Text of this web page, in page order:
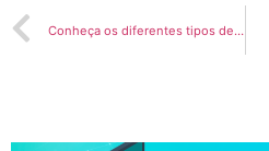
Conheça os diferentes tipos de teste para Covid-19